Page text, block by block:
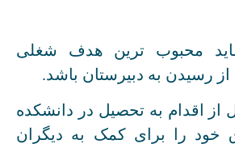
محبوب ترین هدف شغلی
رسیدن به دبیرستان باشد.
از اقدام به تحصیل در دانشکده
خود را برای کمک به دیگران